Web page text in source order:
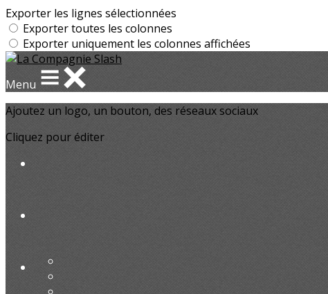
Exporter les lignes sélectionnées
Exporter toutes les colonnes
Exporter uniquement les colonnes affichées
Menu
Ajoutez un logo, un bouton, des réseaux sociaux
Cliquez pour éditer